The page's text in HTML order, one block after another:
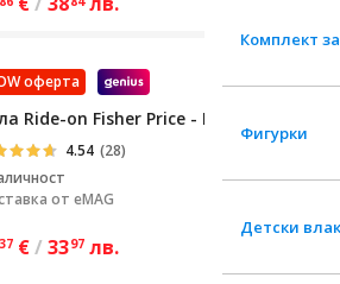
Комплект
Фигурки
Детски
оферта
Ride-on Fisher Price - Първата ми
4.54 (28)
от eMAG
37 €/ 3397 лв.